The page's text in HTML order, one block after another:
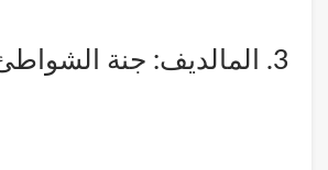
3. المالديف: جنة الشواطئ